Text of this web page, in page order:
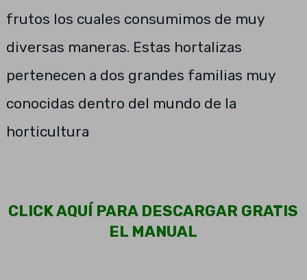
frutos los cuales consumimos de muy
diversas maneras. Estas hortalizas
pertenecen a dos grandes familias muy
conocidas dentro del mundo de la
horticultura
CLICK AQUÍ PARA DESCARGAR GRATIS
EL MANUAL